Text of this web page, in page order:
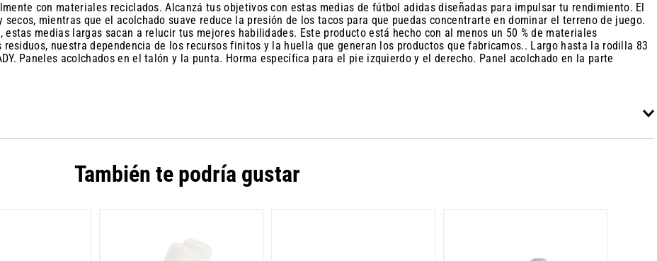
con materiales reciclados. Alcanzá tus objetivos con estas medias de fútbol adidas diseñadas para impulsar tu rendimiento. El
secos, mientras que el acolchado suave reduce la presión de los tacos para que puedas concentrarte en dominar el terreno de juego.
medias largas sacan a relucir tus mejores habilidades. Este producto está hecho con al menos un 50 % de materiales
nuestra dependencia de los recursos finitos y la huella que generan los productos que fabricamos.. Largo hasta la rodilla 83
Paneles acolchados en el talón y la punta. Horma específica para el pie izquierdo y el derecho. Panel acolchado en la parte
También te podría gustar